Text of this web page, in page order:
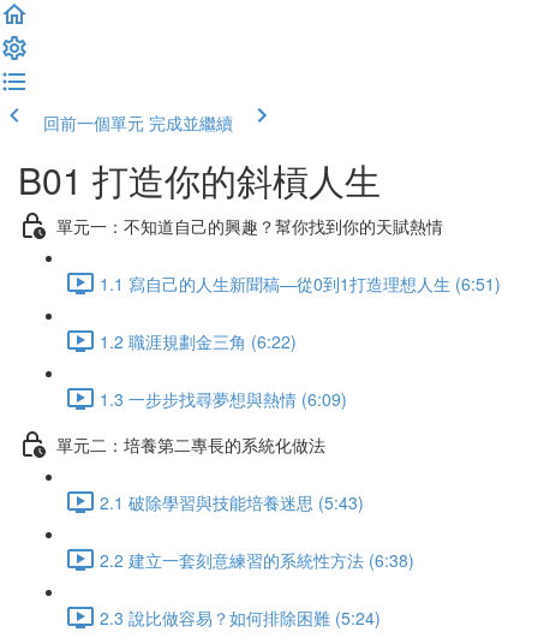
回前一個單元 完成並繼續
B01 打造你的斜槓人生
單元一：不知道自己的興趣？幫你找到你的天賦熱情
1.1 寫自己的人生新聞稿—從0到1打造理想人生 (6:51)
1.2 職涯規劃金三角 (6:22)
1.3 一步步找尋夢想與熱情 (6:09)
單元二：培養第二專長的系統化做法
2.1 破除學習與技能培養迷思 (5:43)
2.2 建立一套刻意練習的系統性方法 (6:38)
2.3 說比做容易？如何排除困難 (5:24)